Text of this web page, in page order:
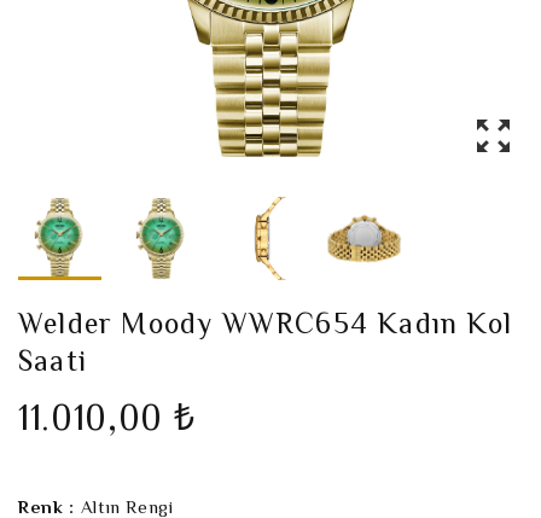
Welder Moody WWRC654 Kadın Kol
Saati
11.010,00 ₺
Renk : Altın Rengi